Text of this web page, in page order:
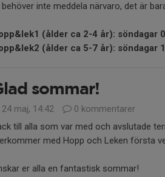
behöver inte meddela närvaro, det är
(ålder ca 2-4 år): söndagar
(ålder ca 5-7 år): söndagar
sommar!
24 maj, 14:42
0 kommentarer
till alla som var med och avslutade
med Hopp och Leken första
er alla en fantastisk sommar!